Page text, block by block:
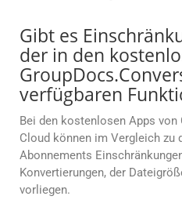
Gibt es
der in den
verfügbaren
Bei den kostenlosen Apps
Cloud können im Vergleich zu
Abonnements
Konvertierungen, der
vorliegen.